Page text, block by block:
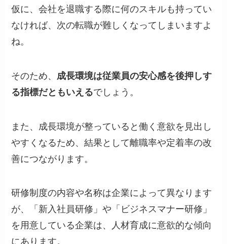
仮に、会社を退職する際に何のスキルも持ってい
なければ、次の転職が難しくなってしまいますよ
ね。
そのため、 成長環境は従業員の安心感を後押しす
る指標だともいえるでしょう。
また、成長環境が整っていると働く意欲を見出し
やすくなるため、結果として離職率や定着率の改
善につながります。
研修制度の内容や名称は企業によって異なります
が、「新入社員研修」や「ビジネスマナー研修」
を用意している企業は、人材育成に意欲的な傾向
にあります。